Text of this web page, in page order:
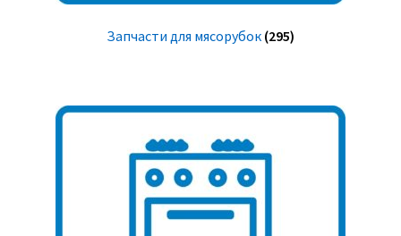
Запчасти для мясорубок (295)